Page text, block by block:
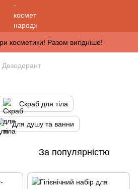
косметики! Разом вигідніше!
Дезодорант
Скраб для тіла
Для душу та ванни
За популярністю